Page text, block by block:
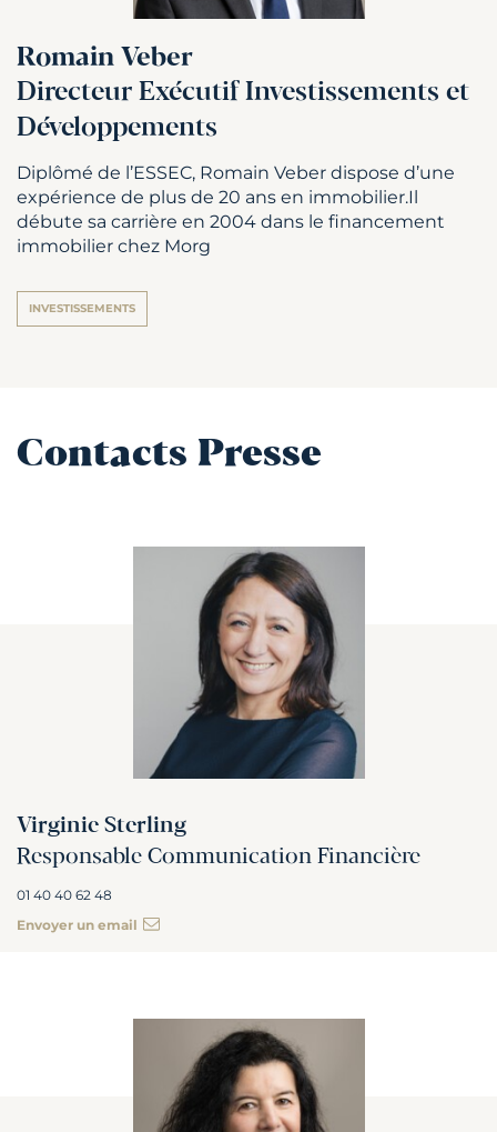
Romain Veber
Directeur Exécutif Investissements et
Développements
Diplômé de l’ESSEC, Romain Veber dispose d’une
expérience de plus de 20 ans en immobilier.Il
débute sa carrière en 2004 dans le financement
immobilier chez Morg
INVESTISSEMENTS
Contacts Presse
Virginie Sterling
Responsable Communication Financière
01 40 40 62 48
Envoyer un email